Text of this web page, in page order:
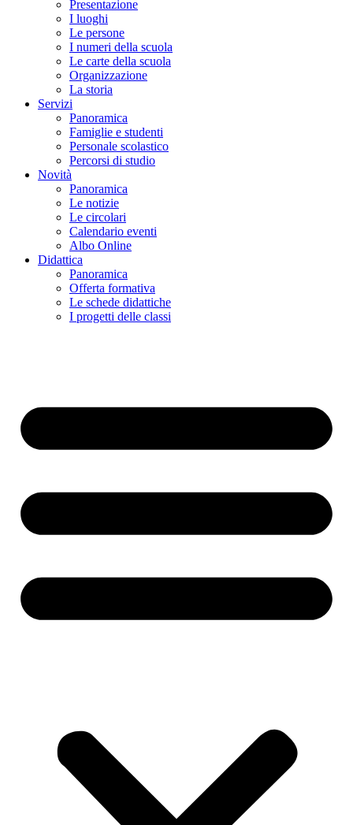
Presentazione
I luoghi
Le persone
I numeri della scuola
Le carte della scuola
Organizzazione
La storia
Servizi
Panoramica
Famiglie e studenti
Personale scolastico
Percorsi di studio
Novità
Panoramica
Le notizie
Le circolari
Calendario eventi
Albo Online
Didattica
Panoramica
Offerta formativa
Le schede didattiche
I progetti delle classi